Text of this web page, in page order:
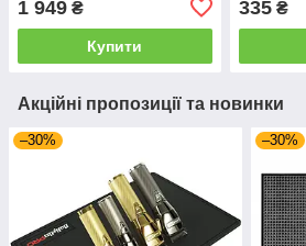
1 949 ₴
Купити
(HP21120)
335₴
Акційні пропозиції та новинки
–30% –30%